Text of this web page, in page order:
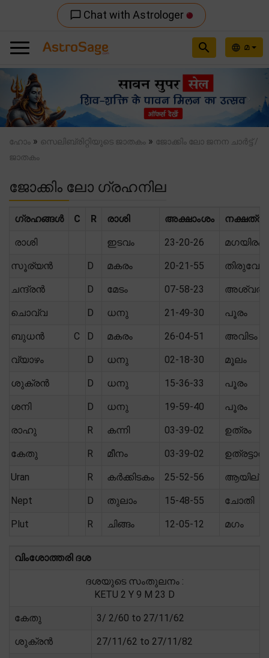
chat_bubble_outline Chat with Astrologer
language മ
search
Previous
ഹോം » സെലിബ്രിറ്റിയുടെ ജാതകം » ജോക്കിം ലോ ജനന ചാർട്ട് /
ജാതകം
ജോക്കിം ലോ ഗ്രഹനില
ഗ്രഹങ്ങൾ C R രാശി അക്ഷാംശം നക്ഷത്രം
രാശി ഇടവം 23-20-26 മഗയിരം
സൂര്യൻ D മകരം 20-21-55
ചന്ദ്രൻ D മേടം 07-58-23 അശ്വതി
ചൊവ്വ D ധനു 21-49-30 പൂരം
ബുധൻ C D മകരം 26-04-51 അവിടം
വ്യാഴം D ധനു 02-18-30 മൂലം
ശുക്രൻ D ധനു 15-36-33 പൂരം
ശനി D ധനു 19-59-40 പൂരം
രാഹു R കന്നി 03-39-02 ഉത്രം
കേതു R മീനം 03-39-02 ഉത്രട്ടാതി
Uran R കർക്കിടകം 25-52-56
Nept D തുലാം 15-48-55 ചോതി
Plut R ചിങ്ങം 12-05-12 മഗം
വിംശോത്തരി ദശ
ദശയുടെ സംതുലനം :
KETU 2 Y 9 M 23 D
കേതു 3/ 2/60 to 27/11/62
ശുക്രൻ 27/11/62 to 27/11/82